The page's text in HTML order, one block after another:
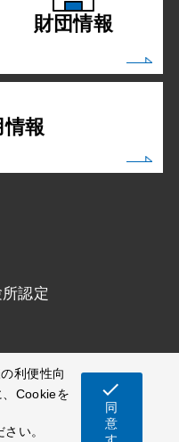
財団情報
情報
認定
ンテストセンター
利便性向
、Cookieを
い。
check
同
意
す